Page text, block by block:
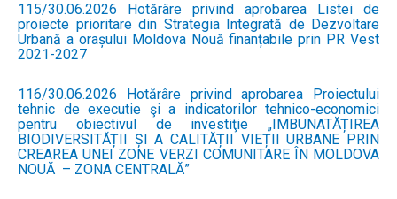
115/30.06.2026 Hotărâre privind aprobarea Listei de
proiecte prioritare din Strategia Integrată de Dezvoltare
Urbană a orașului Moldova Nouă finanțabile prin PR Vest
2021-2027
116/30.06.2026 Hotărâre privind aprobarea Proiectului
tehnic de executie şi a indicatorilor tehnico-economici
pentru obiectivul de investiţie „IMBUNATĂȚIREA
BIODIVERSITĂȚII ȘI A CALITĂȚII VIEȚII URBANE PRIN
CREAREA UNEI ZONE VERZI COMUNITARE ÎN MOLDOVA
NOUĂ – ZONA CENTRALĂ”